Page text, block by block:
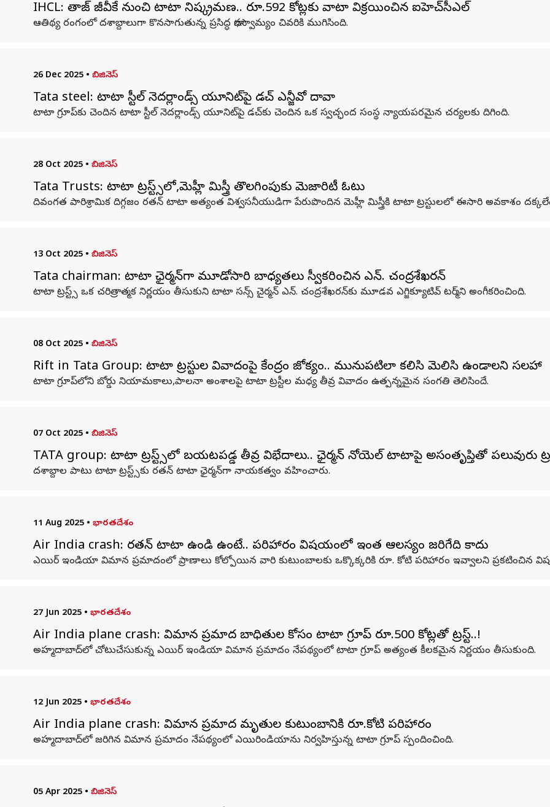
IHCL: తాజ్‌ జీవీకే నుంచి టాటా నిష్క్రమణ.. రూ.592 కోట్లకు వాటా విక్రయించిన ఐహెచ్‌సీఎల్
ఆతిథ్య రంగంలో దశాబ్దాలుగా కొనసాగుతున్న ప్రసిద్ధ భాగస్వామ్యం చివరికి ముగిసింది.
26 Dec 2025 • బిజినెస్
Tata steel: టాటా స్టీల్ నెదర్లాండ్స్ యూనిట్‌పై డచ్ ఎన్జీవో దావా
టాటా గ్రూప్‌కు చెందిన టాటా స్టీల్ నెదర్లాండ్స్ యూనిట్‌పై డచ్‌కు చెందిన ఒక స్వచ్ఛంద సంస్థ న్యాయపరమైన చర్యలకు దిగింది.
28 Oct 2025 • బిజినెస్
Tata Trusts: టాటా ట్రస్ట్స్‌లో,మెహ్లీ మిస్త్రీ తొలగింపుకు మెజారిటీ ఓటు
దివంగత పారిశ్రామిక దిగ్గజం రతన్ టాటా అత్యంత విశ్వసనీయుడిగా పేరుపొందిన మెహ్లీ మిస్త్రీకి టాటా ట్రస్టులలో ఈసారి అవకాశం
13 Oct 2025 • బిజినెస్
Tata chairman: టాటా ఛైర్మన్‌గా మూడోసారి బాధ్యతలు స్వీకరించిన ఎన్. చంద్రశేఖరన్
టాటా ట్రస్ట్స్ ఒక చరిత్రాత్మక నిర్ణయం తీసుకుని టాటా సన్స్ చైర్మన్ ఎన్. చంద్రశేఖరన్‌కు మూడవ ఎగ్జిక్యూటివ్ టర్మ్‌ని అంగీకరించింది.
08 Oct 2025 • బిజినెస్
Rift in Tata Group: టాటా ట్రస్టుల వివాదంపై కేంద్రం జోక్యం.. మునుపటిలా కలిసి మెలిసి ఉండాలని సలహా
టాటా గ్రూప్‌లోని బోర్డు నియామకాలు,పాలనా అంశాలపై టాటా ట్రస్టీల మధ్య తీవ్ర వివాదం ఉత్పన్నమైన సంగతి తెలిసిందే.
07 Oct 2025 • బిజినెస్
TATA group: టాటా ట్రస్ట్స్‌లో బయటపడ్డ తీవ్ర విభేదాలు.. ఛైర్మన్ నోయెల్ టాటాపై అసంతృప్తితో పలువురు
దశాబ్దాల పాటు టాటా ట్రస్ట్స్‌కు రతన్‌ టాటా ఛైర్మన్‌గా నాయకత్వం వహించారు.
11 Aug 2025 • భారతదేశం
Air India crash: రతన్ టాటా ఉండి ఉంటే.. పరిహారం విషయంలో ఇంత ఆలస్యం జరిగేది కాదు
ఎయిర్‌ ఇండియా విమాన ప్రమాదంలో ప్రాణాలు కోల్పోయిన వారి కుటుంబాలకు ఒక్కొక్కరికి రూ. కోటి పరిహారం ఇవ్వాలని ప్రకటించిన
27 Jun 2025 • భారతదేశం
Air India plane crash: విమాన ప్రమాద బాధితుల కోసం టాటా గ్రూప్‌ రూ.500 కోట్లతో ట్రస్ట్‌..!
అహ్మదాబాద్‌లో చోటుచేసుకున్న ఎయిర్‌ ఇండియా విమాన ప్రమాదం నేపథ్యంలో టాటా గ్రూప్‌ అత్యంత కీలకమైన నిర్ణయం తీసుకుంది.
12 Jun 2025 • భారతదేశం
Air India plane crash: విమాన ప్రమాద మృతుల కుటుంబానికి రూ.కోటి పరిహారం
అహ్మదాబాద్‌లో జరిగిన విమాన ప్రమాదం నేపథ్యంలో ఎయిరిండియాను నిర్వహిస్తున్న టాటా గ్రూప్ స్పందించింది.
05 Apr 2025 • బిజినెస్